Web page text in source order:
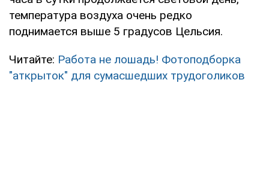
температура воздуха очень редко
поднимается выше 5 градусов Цельсия.
Читайте: Работа не лошадь! Фотоподборка
"аткрыток" для сумасшедших трудоголиков